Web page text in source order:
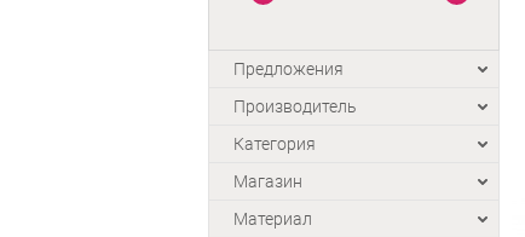
Предложения
Производитель
Категория
Магазин
Материал